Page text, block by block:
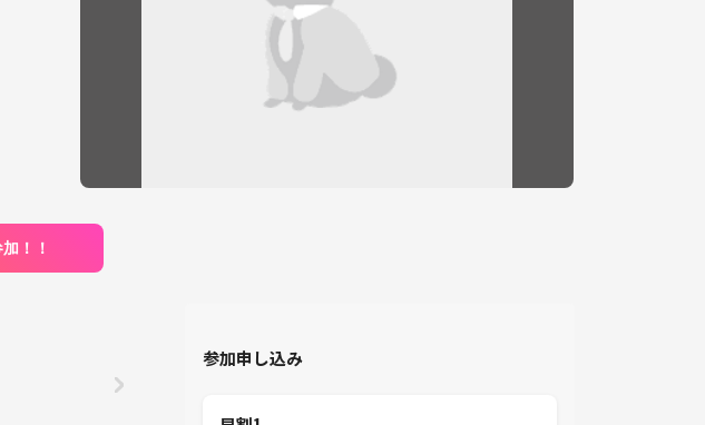
！！
参加申し込み